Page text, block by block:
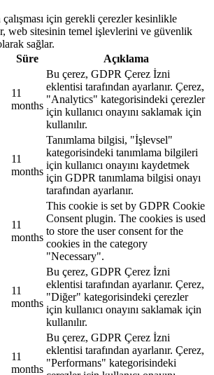
için gerekli çerezler kesinlikle
web sitesinin temel işlevlerini ve güvenlik
sağlar.
Süre Açıklama
11
months
Bu çerez, GDPR Çerez İzni
eklentisi tarafından ayarlanır. Çerez,
"Analytics" kategorisindeki çerezler
için kullanıcı onayını saklamak için
kullanılır.
11
months
Tanımlama bilgisi, "İşlevsel"
kategorisindeki tanımlama bilgileri
için kullanıcı onayını kaydetmek
için GDPR tanımlama bilgisi onayı
tarafından ayarlanır.
11
months
This cookie is set by GDPR Cookie
Consent plugin. The cookies is used
to store the user consent for the
cookies in the category
"Necessary".
11
months
Bu çerez, GDPR Çerez İzni
eklentisi tarafından ayarlanır. Çerez,
"Diğer" kategorisindeki çerezler
için kullanıcı onayını saklamak için
kullanılır.
11
months
Bu çerez, GDPR Çerez İzni
eklentisi tarafından ayarlanır. Çerez,
"Performans" kategorisindeki